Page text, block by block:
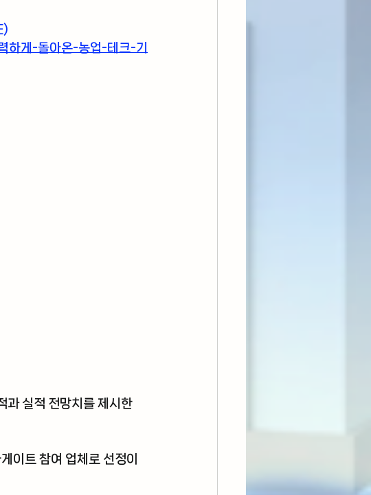
)
-돌아온-농업-테크-기
과 실적 전망치를 제시한
이트 참여 업체로 선정이